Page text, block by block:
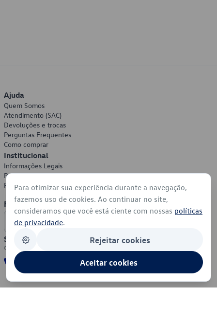
Ajuda
Quem Somos
Atendimento (SAC)
Devoluções e trocas
Perguntas Frequentes
Como comprar
Institucional
Informações Legais
Política de Privacidade
Política de Cookies
Formas de Pagamento
Segurança
Para otimizar sua experiência durante a navegação,
fazemos uso de cookies. Ao continuar no site,
consideramos que você está ciente com nossas políticas
de privacidade.
Rejeitar cookies
Aceitar cookies